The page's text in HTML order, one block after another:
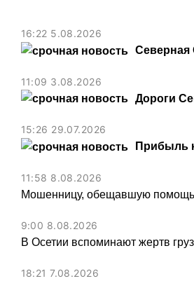
16:22 5.08.2026
Северная
11:09 3.08.2026
Дороги
15:26 29.07.2026
Прибыль
11:58 8.08.2026
Мошенницу, обещавшую помощь
9:00 8.08.2026
В Осетии вспоминают жертв
18:21 7.08.2026